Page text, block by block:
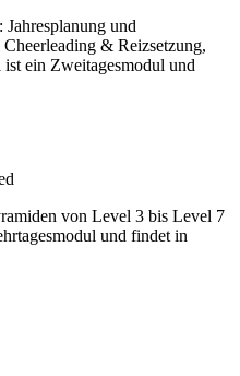
und
& Reizsetzung,
ein Zweitagesmodul und
von Level 3 bis Level 7
und findet in